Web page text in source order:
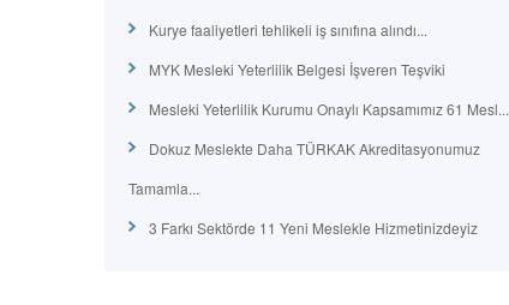
Kurye faaliyetleri tehlikeli iş sınıfına alındı...
MYK Mesleki Yeterlilik Belgesi İşveren Teşviki
Mesleki Yeterlilik Kurumu Onaylı Kapsamımız 61 Mesl...
Dokuz Meslekte Daha TÜRKAK Akreditasyonumuz
Tamamla...
3 Farkı Sektörde 11 Yeni Meslekle Hizmetinizdeyiz